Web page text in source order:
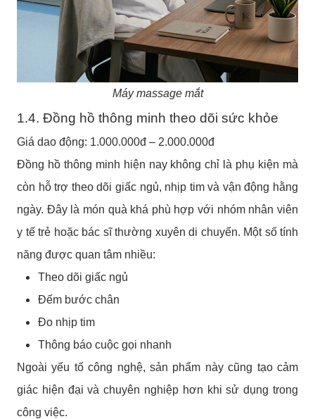
Máy massage mắt
1.4. Đồng hồ thông minh theo dõi sức khỏe
Giá dao động: 1.000.000đ – 2.000.000đ
Đồng hồ thông minh hiện nay không chỉ là phụ kiện mà
còn hỗ trợ theo dõi giấc ngủ, nhịp tim và vận động hằng
ngày. Đây là món quà khá phù hợp với nhóm nhân viên
y tế trẻ hoặc bác sĩ thường xuyên di chuyển. Một số tính
năng được quan tâm nhiều:
Theo dõi giấc ngủ
Đếm bước chân
Đo nhịp tim
Thông báo cuộc gọi nhanh
Ngoài yếu tố công nghệ, sản phẩm này cũng tạo cảm
giác hiện đại và chuyên nghiệp hơn khi sử dụng trong
công việc.